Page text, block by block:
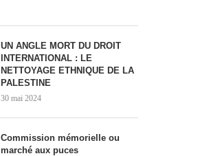
UN ANGLE MORT DU DROIT
INTERNATIONAL : LE
NETTOYAGE ETHNIQUE DE LA
PALESTINE
30 mai 2024
Commission mémorielle ou
marché aux puces